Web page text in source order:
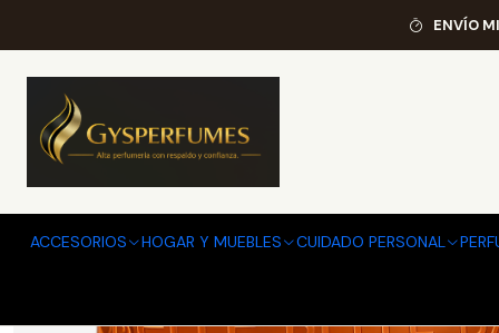
ACCESORIOS HOGAR Y MUEBLES CUIDADO PERSONAL
ENVÍO